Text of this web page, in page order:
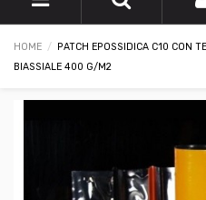
HOME
PATCH EPOSSIDICA C10 CON
BIASSIALE 400 G/M2